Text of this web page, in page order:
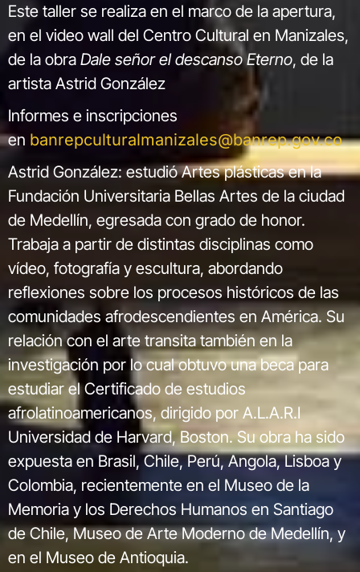
Este taller se realiza en el marco de la apertura,
en el video wall del Centro Cultural en Manizales,
de la obra Dale señor el descanso Eterno, de la
artista Astrid González
Informes e inscripciones
en banrepculturalmanizales@banrep.gov.co
Astrid González: estudió Artes plásticas en la
Fundación Universitaria Bellas Artes de la ciudad
de Medellín, egresada con grado de honor.
Trabaja a partir de distintas disciplinas como
vídeo, fotografía y escultura, abordando
reflexiones sobre los procesos históricos de las
comunidades afrodescendientes en América. Su
relación con el arte transita también en la
investigación por lo cual obtuvo una beca para
estudiar el Certificado de estudios
afrolatinoamericanos, dirigido por A.L.A.R.I
Universidad de Harvard, Boston. Su obra ha sido
expuesta en Brasil, Chile, Perú, Angola, Lisboa y
Colombia, recientemente en el Museo de la
Memoria y los Derechos Humanos en Santiago
de Chile, Museo de Arte Moderno de Medellín, y
en el Museo de Antioquia.